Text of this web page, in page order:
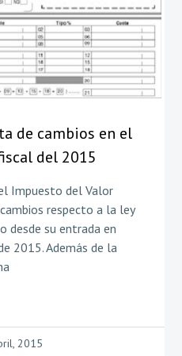
de cambios en el
del 2015
Impuesto del Valor
respecto a la ley
desde su entrada en
2015. Además de la
2015